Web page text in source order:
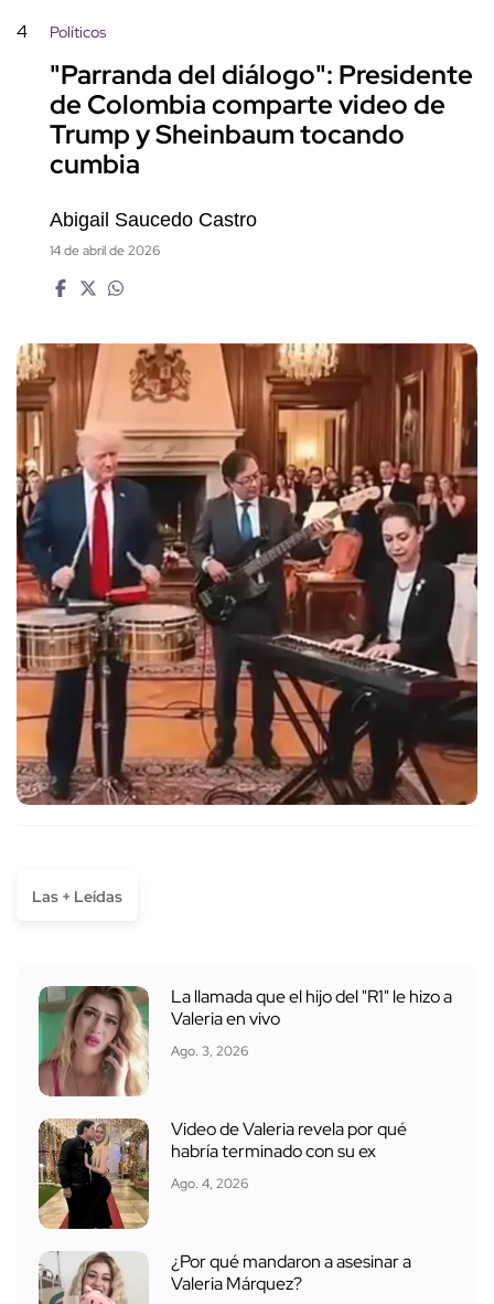
4 Políticos
"Parranda del diálogo": Presidente
de Colombia comparte video de
Trump y Sheinbaum tocando
cumbia
Abigail Saucedo Castro
14 de abril de 2026
Las + Leídas
La llamada que el hijo del "R1" le hizo a
Valeria en vivo
Ago. 3, 2026
Video de Valeria revela por qué
habría terminado con su ex
Ago. 4, 2026
¿Por qué mandaron a asesinar a
Valeria Márquez?